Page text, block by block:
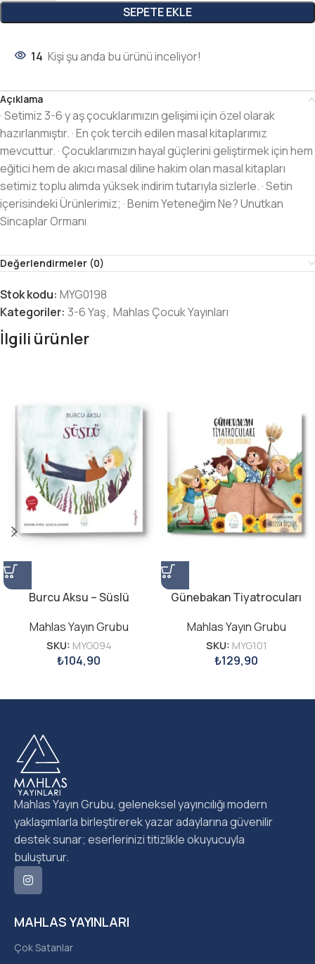
SEPETE EKLE
14 Kişi şu anda bu ürünü inceliyor!
Açıklama
· Setimiz 3-6 y aş çocuklarımızın gelişimi için özel olarak
hazırlanmıştır. · En çok tercih edilen masal kitaplarımız
mevcuttur. · Çocuklarımızın hayal güçlerini geliştirmek için hem
eğitici hem de akıcı masal diline hakim olan masal kitapları
setimiz toplu alımda yüksek indirim tutarıyla sizlerle. · Setin
içerisindeki Ürünlerimiz; · Benim Yeteneğim Ne? Unutkan
Sincaplar Ormanı
Değerlendirmeler (0)
Stok kodu: MYG0198
Kategoriler: 3-6 Yaş, Mahlas Çocuk Yayınları
İlgili ürünler
Burcu Aksu – Süslü
Mahlas Yayın Grubu
SKU: MYG094
₺104,90
Günebakan Tiyatrocuları
Mahlas Yayın Grubu
SKU: MYG101
₺129,90
MAHLAS YAYINLARI
Çok Satanlar
Mahlas Yayın Grubu, geleneksel yayıncılığı modern
yaklaşımlarla birleştirerek yazar adaylarına güvenilir
destek sunar; eserlerinizi titizlikle okuyucuyla
buluşturur.